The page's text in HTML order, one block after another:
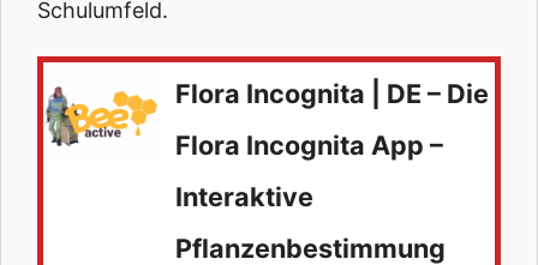
Schulumfeld.
Flora Incognita | DE – Die
Flora Incognita App –
Interaktive
Pflanzenbestimmung